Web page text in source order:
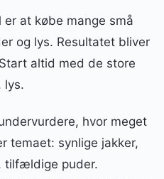
at købe mange små
og lys. Resultatet bliver
altid med de store
lys.
hvor meget
temaet: synlige jakker,
tilfældige puder.